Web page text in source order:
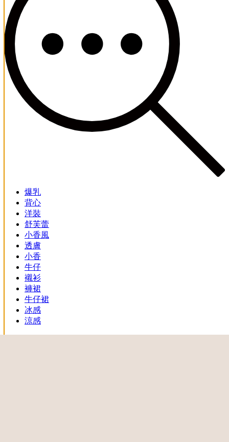
爆乳
背心
洋裝
舒芙蕾
小香風
透膚
小香
牛仔
襯衫
褲裙
牛仔裙
冰感
涼感